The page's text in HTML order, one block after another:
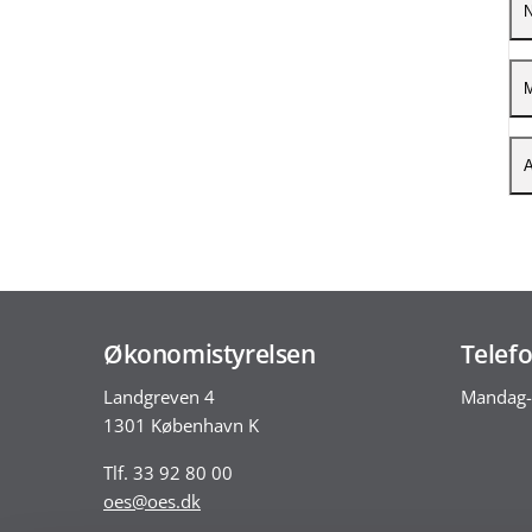
Økonomistyrelsen
Landgreven 4
1301 København K
Tlf. 33 92 80 00
oes@oes.dk